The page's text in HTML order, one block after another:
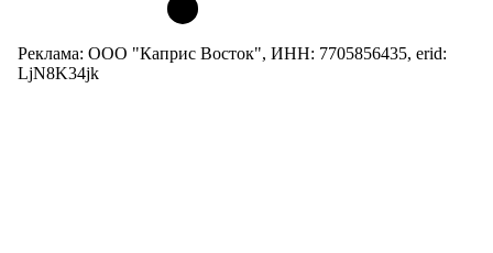
Реклама: ООО "Каприс Восток", ИНН: 7705856435, erid:
LjN8K34jk